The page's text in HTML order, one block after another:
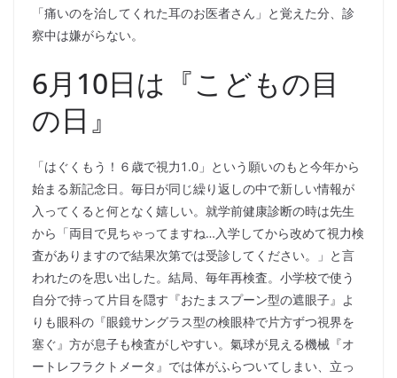
「痛いのを治してくれた耳のお医者さん」と覚えた分、診
察中は嫌がらない。
6月10日は『こどもの目
の日』
「はぐくもう！６歳で視力1.0」という願いのもと今年から
始まる新記念日。毎日が同じ繰り返しの中で新しい情報が
入ってくると何となく嬉しい。就学前健康診断の時は先生
から「両目で見ちゃってますね…入学してから改めて視力検
査がありますので結果次第では受診してください。」と言
われたのを思い出した。結局、毎年再検査。小学校で使う
自分で持って片目を隠す『おたまスプーン型の遮眼子』よ
りも眼科の『眼鏡サングラス型の検眼枠で片方ずつ視界を
塞ぐ』方が息子も検査がしやすい。氣球が見える機械『オ
ートレフラクトメータ』では体がふらついてしまい、立っ